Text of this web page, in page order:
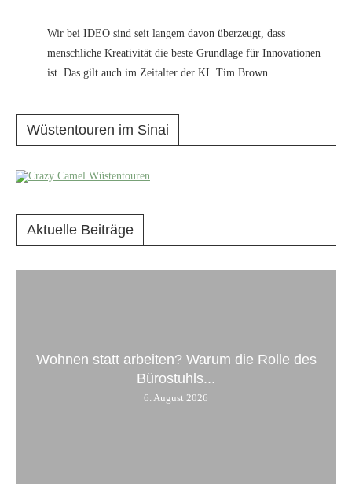
Wir bei IDEO sind seit langem davon überzeugt, dass
menschliche Kreativität die beste Grundlage für Innovationen
ist. Das gilt auch im Zeitalter der KI. Tim Brown
Wüstentouren im Sinai
Aktuelle Beiträge
Wohnen statt arbeiten? Warum die Rolle des
Bürostuhls...
6. August 2026